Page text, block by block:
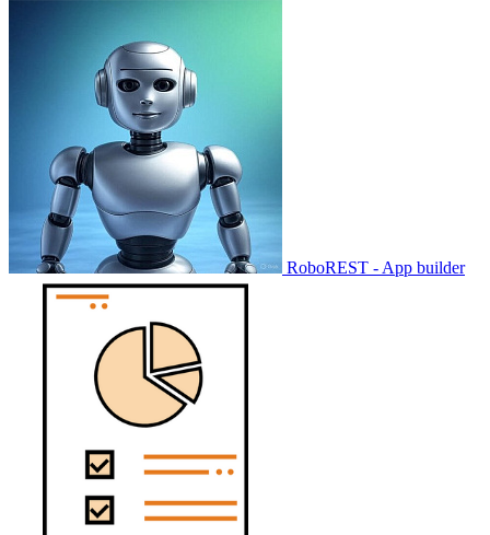
RoboREST - App builder